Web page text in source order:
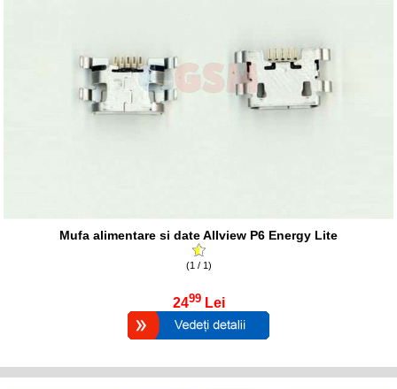
Mufa alimentare si date Allview P6 Energy Lite
(1 / 1)
2499 Lei